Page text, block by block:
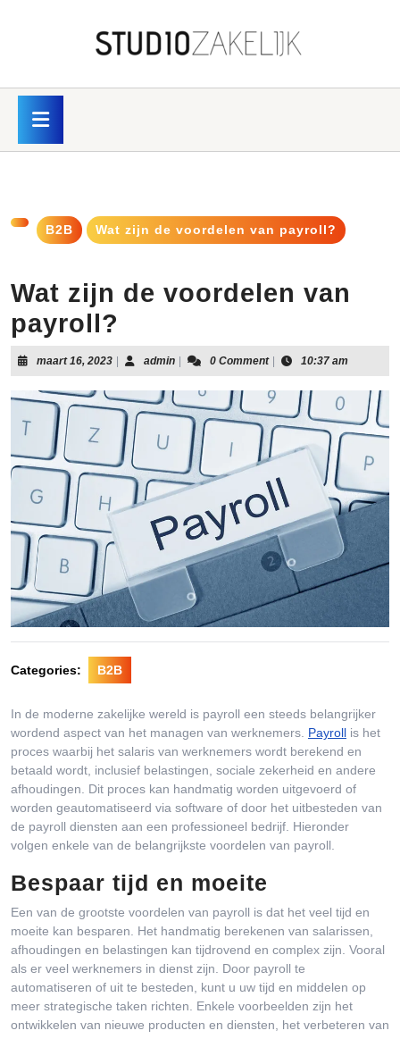
B2B Wat zijn de voordelen van payroll?
Wat zijn de voordelen van
payroll?
maart 16, 2023maart
16,
2023
adminadmin 0 Comment 10:37 am
Categories: B2B
In de moderne zakelijke wereld is payroll een steeds belangrijker
wordend aspect van het managen van werknemers. Payroll is het
proces waarbij het salaris van werknemers wordt berekend en
betaald wordt, inclusief belastingen, sociale zekerheid en andere
afhoudingen. Dit proces kan handmatig worden uitgevoerd of
worden geautomatiseerd via software of door het uitbesteden van
de payroll diensten aan een professioneel bedrijf. Hieronder
volgen enkele van de belangrijkste voordelen van payroll.
Bespaar tijd en moeite
Een van de grootste voordelen van payroll is dat het veel tijd en
moeite kan besparen. Het handmatig berekenen van salarissen,
afhoudingen en belastingen kan tijdrovend en complex zijn. Vooral
als er veel werknemers in dienst zijn. Door payroll te
automatiseren of uit te besteden, kunt u uw tijd en middelen op
meer strategische taken richten. Enkele voorbeelden zijn het
ontwikkelen van nieuwe producten en diensten, het verbeteren van